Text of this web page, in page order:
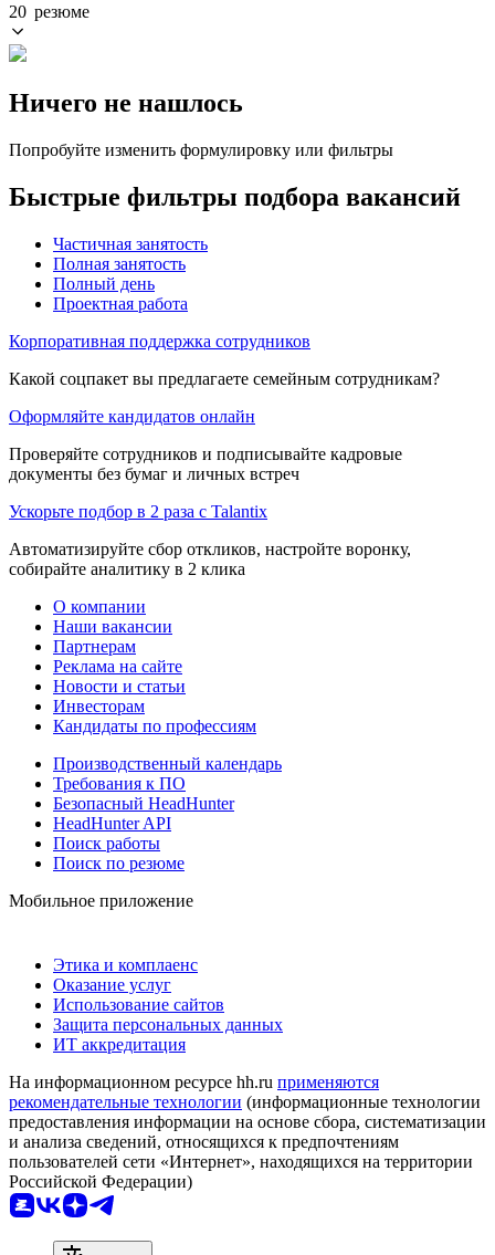
20 резюме
Ничего не нашлось
Попробуйте изменить формулировку или фильтры
Быстрые фильтры подбора вакансий
Частичная занятость
Полная занятость
Полный день
Проектная работа
Корпоративная поддержка сотрудников
Какой соцпакет вы предлагаете семейным сотрудникам?
Оформляйте кандидатов онлайн
Проверяйте сотрудников и подписывайте кадровые
документы без бумаг и личных встреч
Ускорьте подбор в 2 раза с Talantix
Автоматизируйте сбор откликов, настройте воронку,
собирайте аналитику в 2 клика
О компании
Наши вакансии
Партнерам
Реклама на сайте
Новости и статьи
Инвесторам
Кандидаты по профессиям
Производственный календарь
Требования к ПО
Безопасный HeadHunter
HeadHunter API
Поиск работы
Поиск по резюме
Мобильное приложение
Этика и комплаенс
Оказание услуг
Использование сайтов
Защита персональных данных
ИТ аккредитация
На информационном ресурсе hh.ru применяются
рекомендательные технологии (информационные технологии
предоставления информации на основе сбора, систематизации
и анализа сведений, относящихся к предпочтениям
пользователей сети «Интернет», находящихся на территории
Российской Федерации)